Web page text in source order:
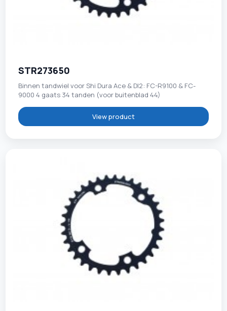
STR273650
Binnen tandwiel voor Shi Dura Ace & DI2: FC-R9100 & FC-
9000 4 gaats 34 tanden (voor buitenblad 44)
View product